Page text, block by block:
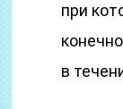
при
в